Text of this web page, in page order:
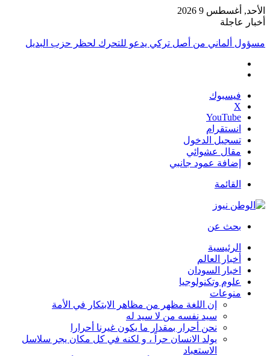
الأحد, أغسطس 9 2026
أخبار عاجلة
مسؤول ألماني من أصل تركي يدعو للتحرك لحظر حزب البديل
فيسبوك
‫X
‫YouTube
انستقرام
تسجيل الدخول
مقال عشوائي
إضافة عمود جانبي
القائمة
بحث عن
الرئيسية
أخبار العالم
اخبار السودان
علوم وتكنولوجيا
منوعات
إن اللغة مظهر من مظاهر الابتكار في الأمة
سيد نفسه من لا سيد له
نحن أحرار بمقدار ما يكون غيرنا أحرارا
يولد الانسان حراً ، و لكنه في كل مكان يجر سلاسل
الاستعباد